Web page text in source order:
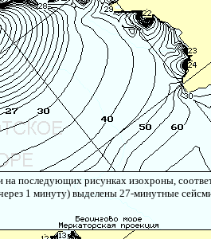
последующих рисунках изохроны,
1 минуту) выделены 27-минутные